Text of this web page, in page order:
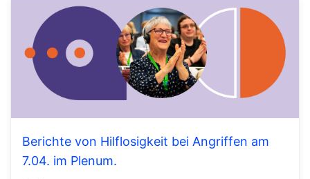
Berichte von Hilflosigkeit bei Angriffen am
7.04. im Plenum.